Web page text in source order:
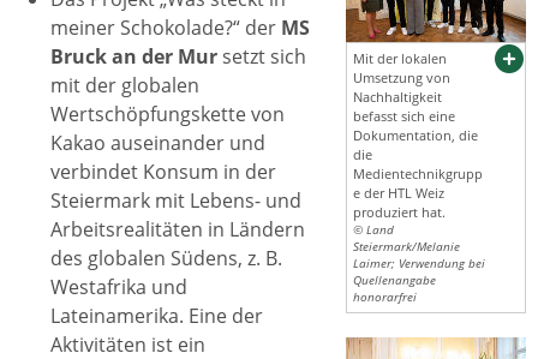
Mit der lokalen
Umsetzung von
Nachhaltigkeit
befasst sich eine
Dokumentation, die
die
Medientechnikgrupp
e der HTL Weiz
produziert hat.
© Land
Steiermark/Melanie
Laimer; Verwendung bei
Quellenangabe
honorarfrei
meiner Schokolade?“ der MS
Bruck an der Mursetzt sich
mit der globalen
Wertschöpfungskette von
Kakao auseinander und
verbindet Konsum in der
Steiermark mit Lebens- und
Arbeitsrealitäten in Ländern
des globalen Südens, z. B.
Westafrika und
Lateinamerika. Eine der
Aktivitäten ist ein